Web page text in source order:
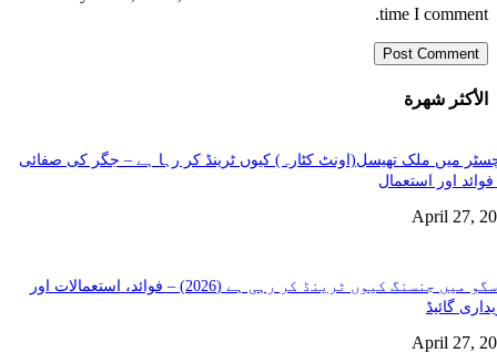
time I comment.
الأكثر شهرة
میں ملک تھیسل(اونٹ کٹارہ) کیوں ٹرینڈ کر رہا ہے – جگر کی صفائی
اور استعمال
April 27,
گلاسگو میں جنسنگ کیوں ٹرینڈ کر رہی ہے (2026) – فوائد، استعمالات اور
گائیڈ
April 27,